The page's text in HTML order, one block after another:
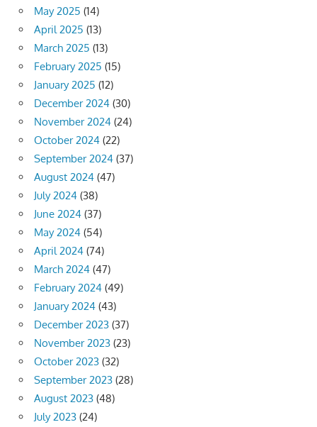
May 2025 (14)
April 2025 (13)
March 2025 (13)
February 2025 (15)
January 2025 (12)
December 2024 (30)
November 2024 (24)
October 2024 (22)
September 2024 (37)
August 2024 (47)
July 2024 (38)
June 2024 (37)
May 2024 (54)
April 2024 (74)
March 2024 (47)
February 2024 (49)
January 2024 (43)
December 2023 (37)
November 2023 (23)
October 2023 (32)
September 2023 (28)
August 2023 (48)
July 2023 (24)